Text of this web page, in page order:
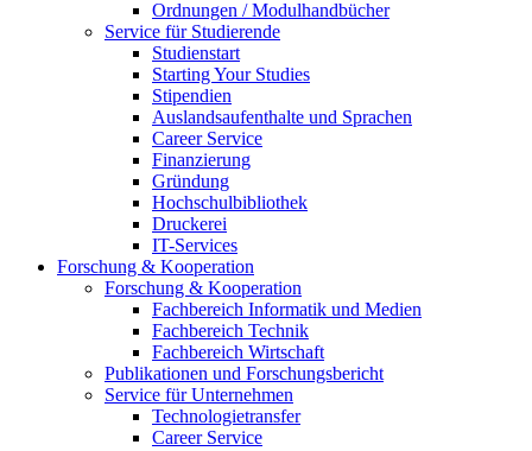
Ordnungen / Modulhandbücher
Service für Studierende
Studienstart
Starting Your Studies
Stipendien
Auslandsaufenthalte und Sprachen
Career Service
Finanzierung
Gründung
Hochschulbibliothek
Druckerei
IT-Services
Forschung & Kooperation
Forschung & Kooperation
Fachbereich Informatik und Medien
Fachbereich Technik
Fachbereich Wirtschaft
Publikationen und Forschungsbericht
Service für Unternehmen
Technologietransfer
Career Service